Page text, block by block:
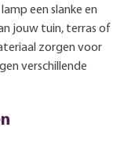
een slanke en
jouw tuin, terras of
zorgen voor
verschillende